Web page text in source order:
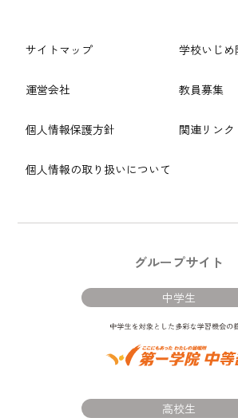
サイトマップ
運営会社
個人情報保護方針
個人情報の取り扱いについて
学校いじ
教員募集
関連リンク
グループサイト
中学生
高校生